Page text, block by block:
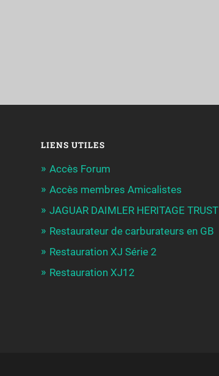
LIENS UTILES
Accès Forum
Accès membres Amicalistes
JAGUAR DAIMLER HERITAGE TRUST
Restaurateur de carburateurs en GB
Restauration XJ Série 2
Restauration XJ12